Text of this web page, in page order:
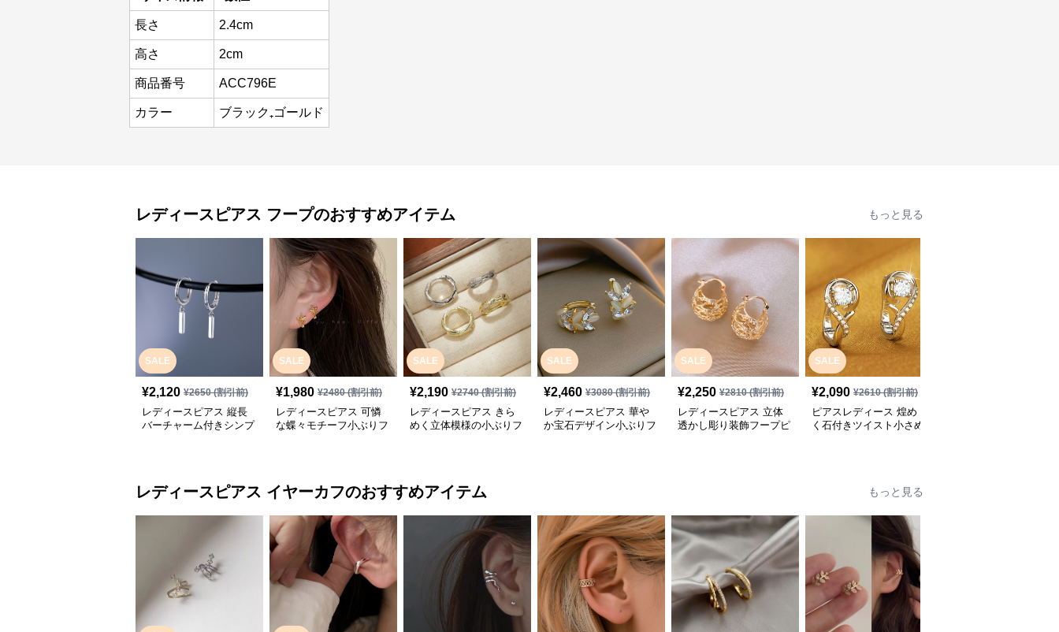
長さ 2.4cm
高さ 2cm
商品番号 ACC796E
カラー ブラック₊ゴールド
レディースピアス フープのおすすめアイテム もっと見る
SALE
¥2,120 ¥2650(割引前)
レディースピアス 縦長
バーチャーム付きシンプ
SALE
¥1,980 ¥2480(割引前)
レディースピアス 可憐
な蝶々モチーフ小ぶりフ
SALE
¥2,190 ¥2740(割引前)
レディースピアス きら
めく立体模様の小ぶりフ
SALE
¥2,460 ¥3080(割引前)
レディースピアス 華や
か宝石デザイン小ぶりフ
SALE
¥2,250 ¥2810(割引前)
レディースピアス 立体
透かし彫り装飾フープピ
SALE
¥2,090 ¥2610(割引前)
ピアスレディース 煌め
く石付きツイスト小さめ
レディースピアス イヤーカフのおすすめアイテム もっと見る